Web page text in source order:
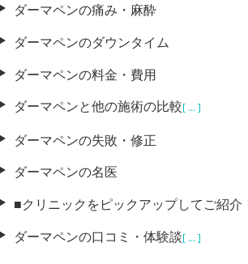
ダーマペンの痛み・麻酔
ダーマペンのダウンタイム
ダーマペンの料金・費用
ダーマペンと他の施術の比較[ ... ]
ダーマペンの失敗・修正
ダーマペンの名医
■クリニックをピックアップしてご紹介
ダーマペンの口コミ・体験談[ ... ]